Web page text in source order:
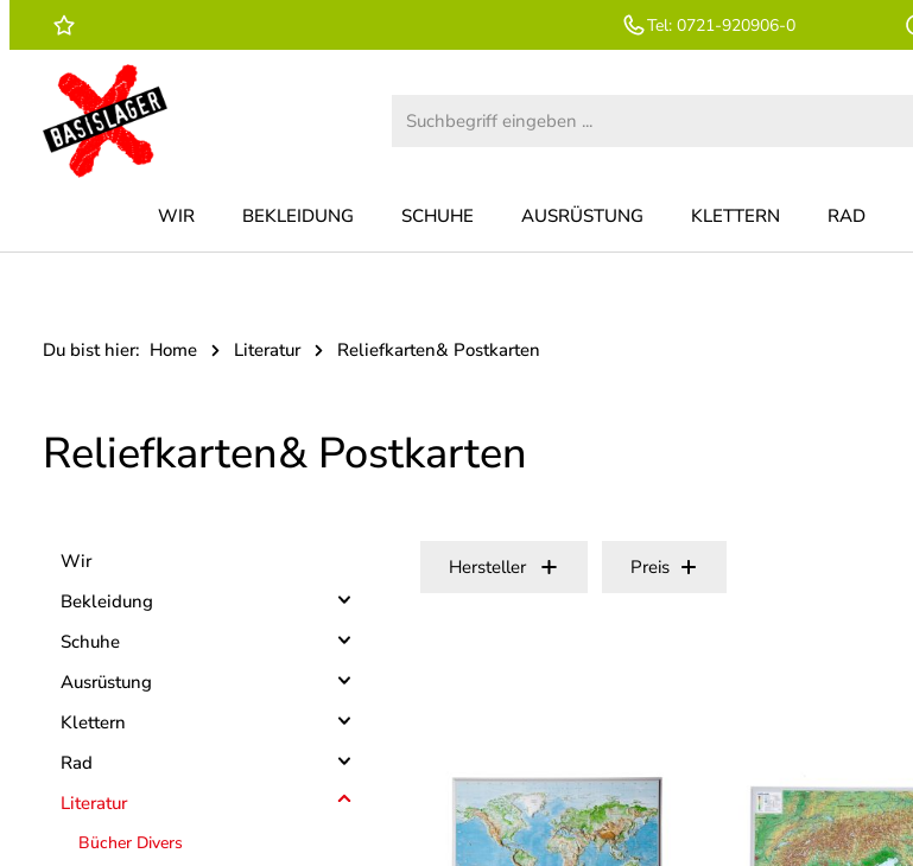
Hauptinhalt springen
Zur Suche springen
Zur Hauptnavigation springen Tel: 0721-920906-0
WIR BEKLEIDUNG SCHUHE AUSRÜSTUNG KLETTERN RAD
Du bist hier: Home Literatur Reliefkarten& Postkarten
Reliefkarten& Postkarten
Wir
Bekleidung
Schuhe
Ausrüstung
Klettern
Rad
Literatur
Bücher Divers
Hersteller Preis